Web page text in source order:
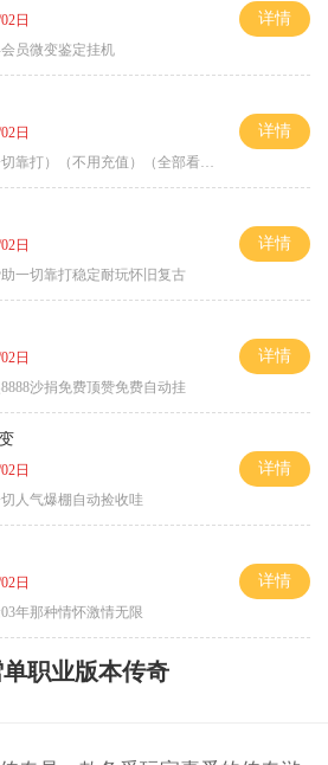
日
员微变鉴定挂机
详情
日
靠打）（不用充值）（全部看脸）
详情
日
一切靠打稳定耐玩怀旧复古
详情
日
沙捐免费顶赞免费自动挂
详情
日
人气爆棚自动捡收哇
详情
日
年那种情怀激情无限
详情
职业版本传奇